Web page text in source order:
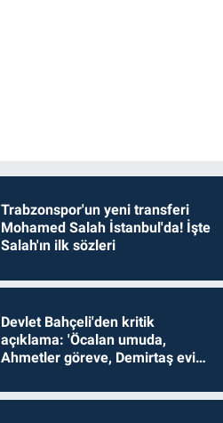
Trabzonspor'un yeni transferi
Mohamed Salah İstanbul'da! İşte
Salah'ın ilk sözleri
Devlet Bahçeli'den kritik
açıklama: 'Öcalan umuda,
Ahmetler göreve, Demirtaş evine